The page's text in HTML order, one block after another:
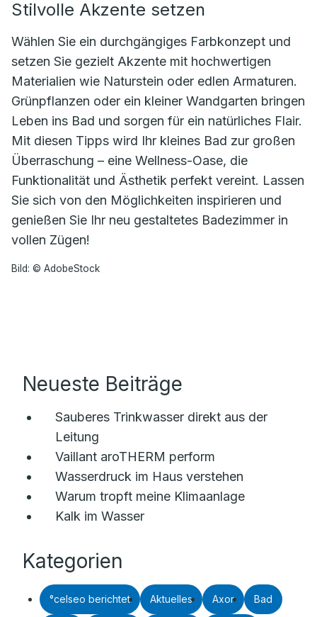
Stilvolle Akzente setzen
Wählen Sie ein durchgängiges Farbkonzept und
setzen Sie gezielt Akzente mit hochwertigen
Materialien wie Naturstein oder edlen Armaturen.
Grünpflanzen oder ein kleiner Wandgarten bringen
Leben ins Bad und sorgen für ein natürliches Flair.
Mit diesen Tipps wird Ihr kleines Bad zur großen
Überraschung – eine Wellness-Oase, die
Funktionalität und Ästhetik perfekt vereint. Lassen
Sie sich von den Möglichkeiten inspirieren und
genießen Sie Ihr neu gestaltetes Badezimmer in
vollen Zügen!
Bild: © AdobeStock
Neueste Beiträge
Sauberes Trinkwasser direkt aus der
Leitung
Vaillant aroTHERM perform
Wasserdruck im Haus verstehen
Warum tropft meine Klimaanlage
Kalk im Wasser
Kategorien
°celseo berichtet Aktuelles Axor Bad